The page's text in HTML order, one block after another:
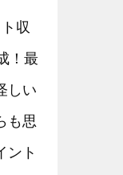
収
！最
しい
も思
ント